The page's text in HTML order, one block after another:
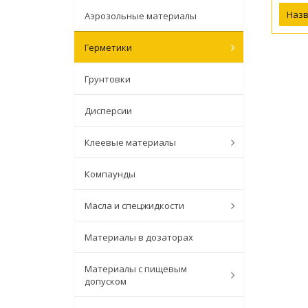
Аэрозольные материалы
Герметики
Грунтовки
Дисперсии
Клеевые материалы
Компаунды
Масла и спецжидкости
Материалы в дозаторах
Материалы с пищевым
допуском